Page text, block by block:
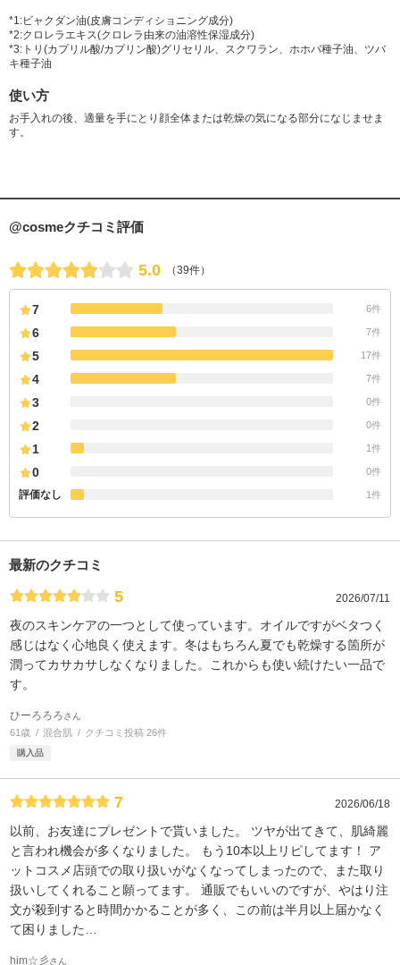
*1:ビャクダン油(皮膚コンディショニング成分)
*2:クロレラエキス(クロレラ由来の油溶性保湿成分)
*3:トリ(カプリル酸/カプリン酸)グリセリル、スクワラン、ホホバ種子油、ツバ
キ種子油
使い方
お手入れの後、適量を手にとり顔全体または乾燥の気になる部分になじませま
す。
@cosmeクチコミ評価
5.0 （39件）
7 6件
6 7件
5 17件
4 7件
3 0件
2 0件
1 1件
0 0件
評価なし 1件
最新のクチコミ
5 2026/07/11
夜のスキンケアの一つとして使っています。オイルですがベタつく
感じはなく心地良く使えます。冬はもちろん夏でも乾燥する箇所が
潤ってカサカサしなくなりました。これからも使い続けたい一品で
す。
ひーろろろさん
61歳 混合肌 クチコミ投稿 26件
購入品
7 2026/06/18
以前、お友達にプレゼントで貰いました。 ツヤが出てきて、肌綺麗
と言われ機会が多くなりました。 もう10本以上リピしてます！ ア
ットコスメ店頭での取り扱いがなくなってしまったので、また取り
扱いしてくれること願ってます。 通販でもいいのですが、やはり注
文が殺到すると時間かかることが多く、この前は半月以上届かなく
て困りました…
him☆彡さん